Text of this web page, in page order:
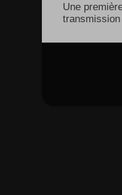
Une